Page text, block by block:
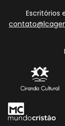
Escritórios